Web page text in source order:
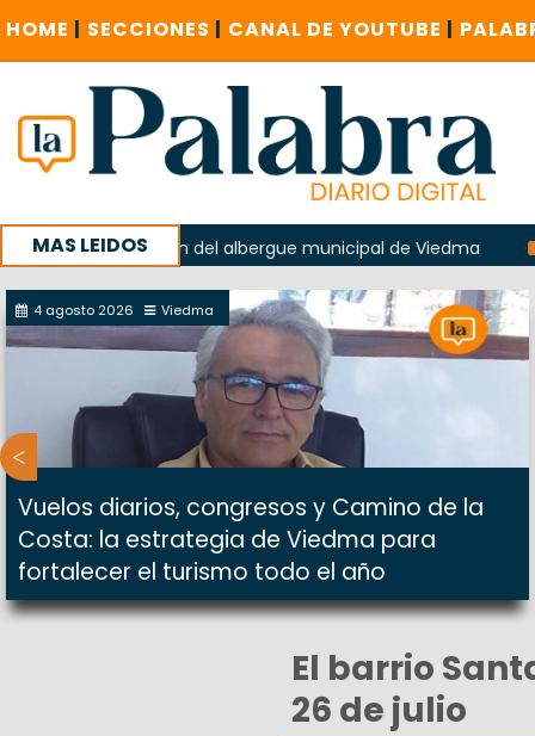
HOME | SECCIONES | CANAL DE YOUTUBE |
MAS LEIDOS
la explosión del albergue municipal de Viedma La
con un encuentro provincial en Roca
4 agosto 2026 Viedma
Vuelos diarios, congresos y Camino de la
Costa: la estrategia de Viedma para
fortalecer el turismo todo el año
El barrio
26 de julio